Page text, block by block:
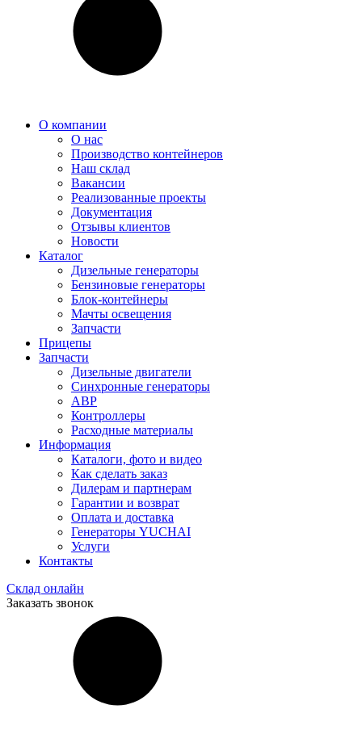
О компании
О нас
Производство контейнеров
Наш склад
Вакансии
Реализованные проекты
Документация
Отзывы клиентов
Новости
Каталог
Дизельные генераторы
Бензиновые генераторы
Блок-контейнеры
Мачты освещения
Запчасти
Прицепы
Запчасти
Дизельные двигатели
Синхронные генераторы
АВР
Контроллеры
Расходные материалы
Информация
Каталоги, фото и видео
Как сделать заказ
Дилерам и партнерам
Гарантии и возврат
Оплата и доставка
Генераторы YUCHAI
Услуги
Контакты
Склад онлайн
Заказать звонок